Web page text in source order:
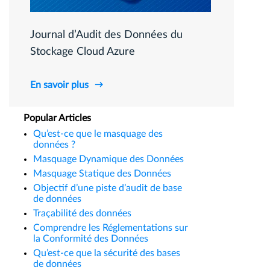
Journal d’Audit des Données du
Stockage Cloud Azure
En savoir plus
Popular Articles
Qu’est-ce que le masquage des
données ?
Masquage Dynamique des Données
Masquage Statique des Données
Objectif d’une piste d’audit de base
de données
Traçabilité des données
Comprendre les Réglementations sur
la Conformité des Données
Qu’est-ce que la sécurité des bases
de données